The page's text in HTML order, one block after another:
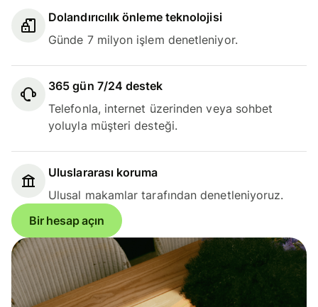
Dolandırıcılık önleme teknolojisi
Günde 7 milyon işlem denetleniyor.
365 gün 7/24 destek
Telefonla, internet üzerinden veya sohbet
yoluyla müşteri desteği.
Uluslararası koruma
Ulusal makamlar tarafından denetleniyoruz.
Bir hesap açın